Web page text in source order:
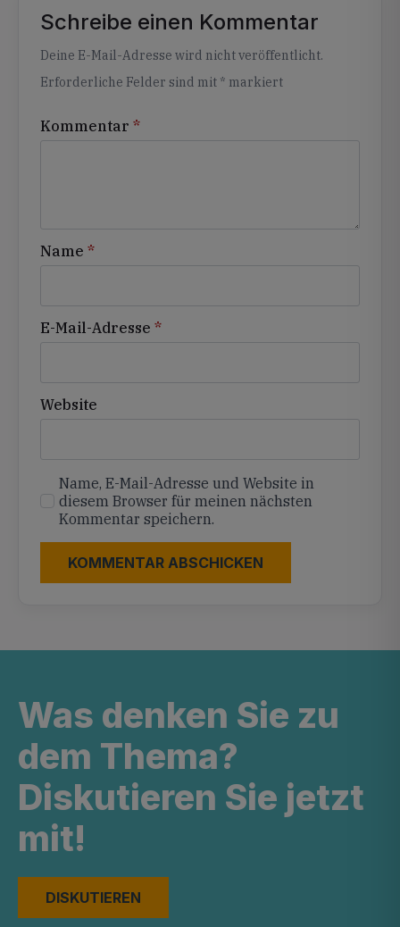
Schreibe einen Kommentar
Deine E-Mail-Adresse wird nicht veröffentlicht.
Erforderliche Felder sind mit * markiert
Kommentar *
Name *
E-Mail-Adresse *
Website
Name, E-Mail-Adresse und Website in
diesem Browser für meinen nächsten
Kommentar speichern.
Alternative:
Was denken Sie zu
dem Thema?
Diskutieren Sie jetzt
mit!
DISKUTIEREN